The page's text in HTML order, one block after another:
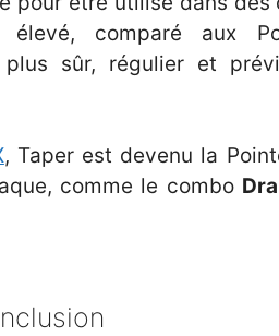
élevé, comparé aux
sûr, régulier et
, Taper est devenu la
comme le combo